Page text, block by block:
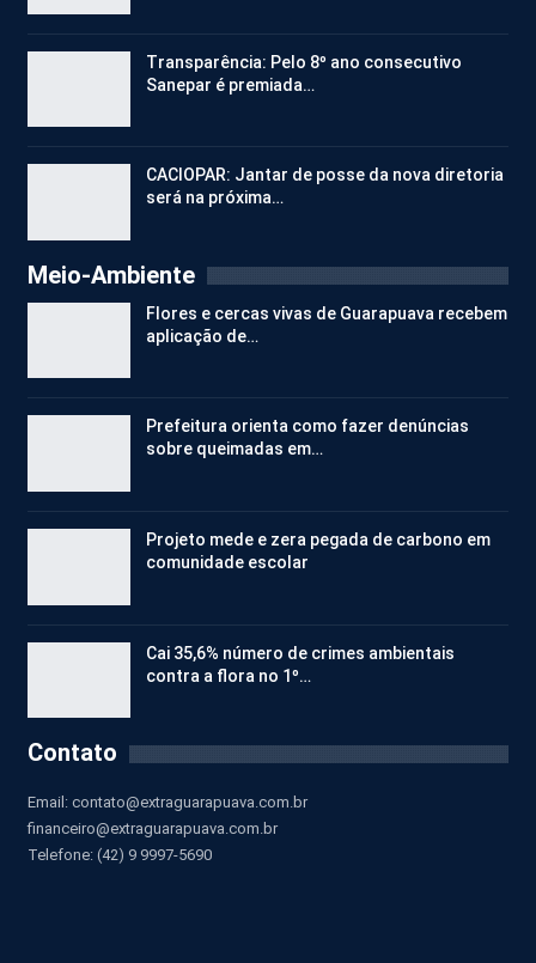
Transparência: Pelo 8º ano consecutivo
Sanepar é premiada…
CACIOPAR: Jantar de posse da nova diretoria
será na próxima…
Meio-Ambiente
Flores e cercas vivas de Guarapuava recebem
aplicação de…
Prefeitura orienta como fazer denúncias
sobre queimadas em…
Projeto mede e zera pegada de carbono em
comunidade escolar
Cai 35,6% número de crimes ambientais
contra a flora no 1º…
Contato
Email: contato@extraguarapuava.com.br
financeiro@extraguarapuava.com.br
Telefone: (42) 9 9997-5690